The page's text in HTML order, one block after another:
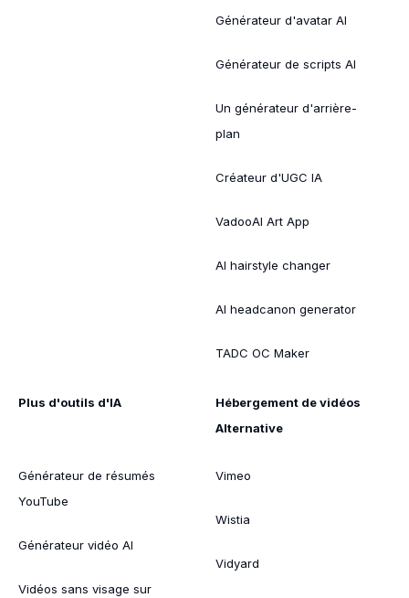
Générateur d'avatar AI
Générateur de scripts AI
Un générateur d'arrière-
plan
Créateur d'UGC IA
VadooAI Art App
AI hairstyle changer
AI headcanon generator
TADC OC Maker
Plus d'outils d'IA
Générateur de résumés
YouTube
Générateur vidéo AI
Vidéos sans visage sur
Hébergement de vidéos
Alternative
Vimeo
Wistia
Vidyard